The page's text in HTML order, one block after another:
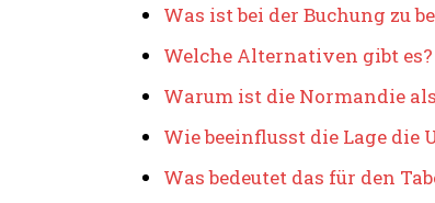
Was ist bei der Buchung zu
Welche Alternativen gibt es?
Warum ist die Normandie
Wie beeinflusst die Lage die
Was bedeutet das für den